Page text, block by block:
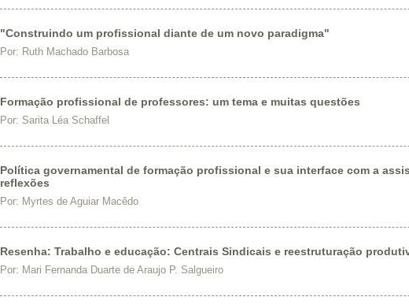
"Construindo um profissional diante de um novo paradigma"
Por: Ruth Machado Barbosa
Formação profissional de professores: um tema e muitas questões
Por: Sarita Léa Schaffel
Política governamental de formação profissional e sua interface com a
reflexões
Por: Myrtes de Aguiar Macêdo
Resenha: Trabalho e educação: Centrais Sindicais e reestruturação
Por: Mari Fernanda Duarte de Araujo P. Salgueiro